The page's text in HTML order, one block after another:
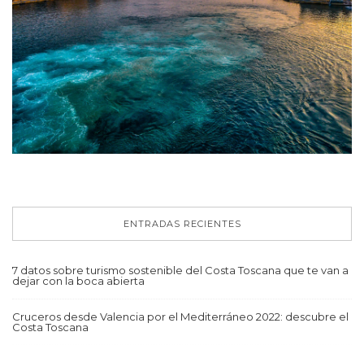
ENTRADAS RECIENTES
7 datos sobre turismo sostenible del Costa Toscana que te van a
dejar con la boca abierta
Cruceros desde Valencia por el Mediterráneo 2022: descubre el
Costa Toscana